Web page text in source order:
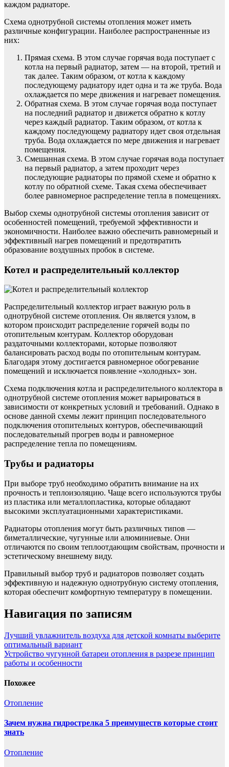
каждом радиаторе.
Схема однотрубной системы отопления может иметь
различные конфигурации. Наиболее распространенные из
них:
Прямая схема. В этом случае горячая вода поступает с
котла на первый радиатор, затем — на второй, третий и
так далее. Таким образом, от котла к каждому
последующему радиатору идет одна и та же труба. Вода
охлаждается по мере движения и нагревает помещения.
Обратная схема. В этом случае горячая вода поступает
на последний радиатор и движется обратно к котлу
через каждый радиатор. Таким образом, от котла к
каждому последующему радиатору идет своя отдельная
труба. Вода охлаждается по мере движения и нагревает
помещения.
Смешанная схема. В этом случае горячая вода поступает
на первый радиатор, а затем проходит через
последующие радиаторы по прямой схеме и обратно к
котлу по обратной схеме. Такая схема обеспечивает
более равномерное распределение тепла в помещениях.
Выбор схемы однотрубной системы отопления зависит от
особенностей помещений, требуемой эффективности и
экономичности. Наиболее важно обеспечить равномерный и
эффективный нагрев помещений и предотвратить
образование воздушных пробок в системе.
Котел и распределительный коллектор
Распределительный коллектор играет важную роль в
однотрубной системе отопления. Он является узлом, в
котором происходит распределение горячей воды по
отопительным контурам. Коллектор оборудован
раздаточными коллекторами, которые позволяют
балансировать расход воды по отопительным контурам.
Благодаря этому достигается равномерное обогревание
помещений и исключается появление «холодных» зон.
Схема подключения котла и распределительного коллектора в
однотрубной системе отопления может варьироваться в
зависимости от конкретных условий и требований. Однако в
основе данной схемы лежит принцип последовательного
подключения отопительных контуров, обеспечивающий
последовательный прогрев воды и равномерное
распределение тепла по помещениям.
Трубы и радиаторы
При выборе труб необходимо обратить внимание на их
прочность и теплоизоляцию. Чаще всего используются трубы
из пластика или металлопластика, которые обладают
высокими эксплуатационными характеристиками.
Радиаторы отопления могут быть различных типов —
биметаллические, чугунные или алюминиевые. Они
отличаются по своим теплоотдающим свойствам, прочности и
эстетическому внешнему виду.
Правильный выбор труб и радиаторов позволяет создать
эффективную и надежную однотрубную систему отопления,
которая обеспечит комфортную температуру в помещении.
Навигация по записям
Лучший увлажнитель воздуха для детской комнаты выберите
оптимальный вариант
Устройство чугунной батареи отопления в разрезе принцип
работы и особенности
Похожее
Отопление
Зачем нужна гидрострелка 5 преимуществ которые стоит
знать
Отопление